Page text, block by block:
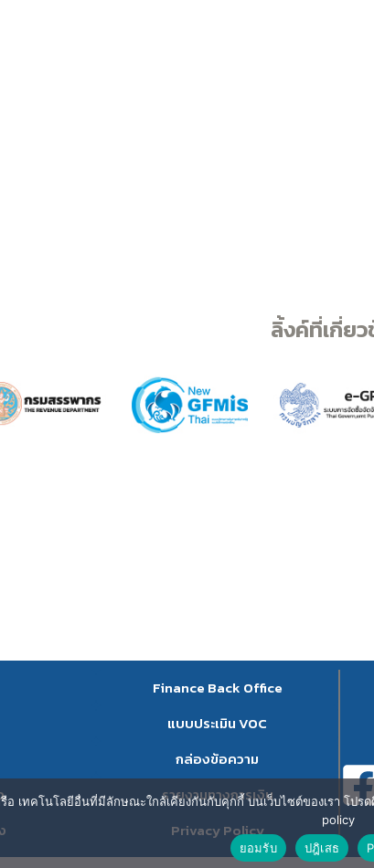
ลิ้งค์ที่เกี่ย
Finance Back Office
แบบประเมิน VOC
กล่องข้อความ
รายงานทางการเงิน
Privacy Policy
อ เทคโนโลยีอื่นที่มีลักษณะใกล้เคียงกันกับคุกกี้ บนเว็บไซต์ของเรา โ
policy
ยอมรับ
ปฎิเสธ